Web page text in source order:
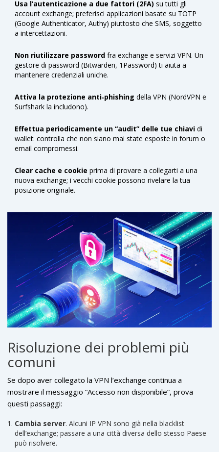
Usa l’autenticazione a due fattori (2FA) su tutti gli
account exchange; preferisci applicazioni basate su TOTP
(Google Authenticator, Authy) piuttosto che SMS, soggetto
a intercettazioni.
Non riutilizzare password fra exchange e servizi VPN. Un
gestore di password (Bitwarden, 1Password) ti aiuta a
mantenere credenziali uniche.
Attiva la protezione anti‑phishing della VPN (NordVPN e
Surfshark la includono).
Effettua periodicamente un “audit” delle tue chiavi di
wallet: controlla che non siano mai state esposte in forum o
email compromessi.
Clear cache e cookie prima di provare a collegarti a una
nuova exchange; i vecchi cookie possono rivelare la tua
posizione originale.
Risoluzione dei problemi più
comuni
Se dopo aver collegato la VPN l’exchange continua a
mostrare il messaggio “Accesso non disponibile”, prova
questi passaggi:
Cambia server. Alcuni IP VPN sono già nella blacklist
dell’exchange; passare a una città diversa dello stesso Paese
può risolvere.